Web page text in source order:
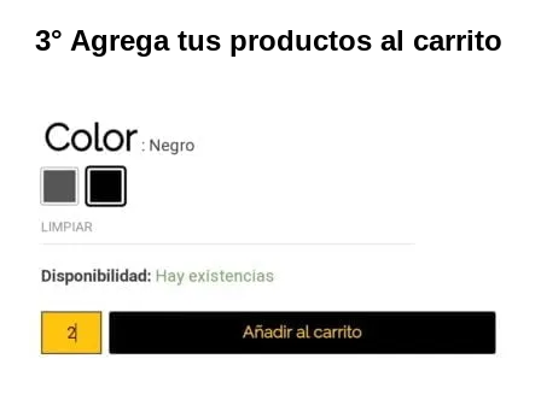
3° Agrega tus productos al carrito